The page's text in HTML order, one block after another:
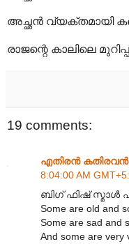
അച്ഛൻ വ്യക്തമായി
രാജന്റെ കാലിലെ
19 comments:
എതിരന്‍ കതിരവന്‍
8:04:00 AM
ബിഗ് ഫിഷ് സ്മാൾ
Some are old and
Some are sad and
And some are very